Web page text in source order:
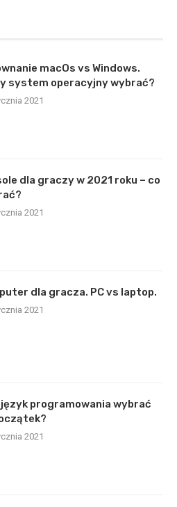
macOs vs Windows.
system operacyjny wybrać?
2021
dla graczy w 2021 roku – co
2021
dla gracza. PC vs laptop.
2021
programowania wybrać
2021